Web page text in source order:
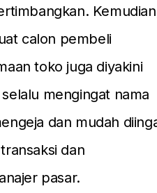
calon pembeli
toko juga diyakini
mengingat nama
dan mudah
dan
pasar.